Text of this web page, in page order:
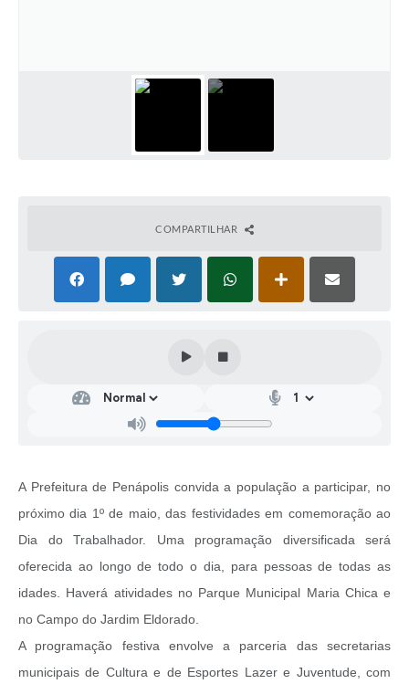
COMPARTILHAR
A Prefeitura de Penápolis convida a população a participar, no
próximo dia 1º de maio, das festividades em comemoração ao
Dia do Trabalhador. Uma programação diversificada será
oferecida ao longo de todo o dia, para pessoas de todas as
idades. Haverá atividades no Parque Municipal Maria Chica e
no Campo do Jardim Eldorado.
A programação festiva envolve a parceria das secretarias
municipais de Cultura e de Esportes Lazer e Juventude, com